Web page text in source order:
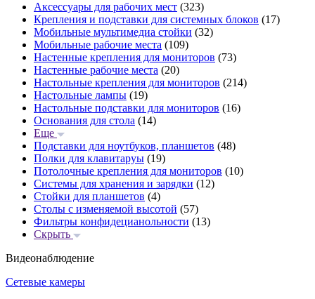
Аксессуары для рабочих мест (323)
Крепления и подставки для системных блоков (17)
Мобильные мультимедиа стойки (32)
Мобильные рабочие места (109)
Настенные крепления для мониторов (73)
Настенные рабочие места (20)
Настольные крепления для мониторов (214)
Настольные лампы (19)
Настольные подставки для мониторов (16)
Основания для стола (14)
Еще
Подставки для ноутбуков, планшетов (48)
Полки для клавитаруы (19)
Потолочные крепления для мониторов (10)
Системы для хранения и зарядки (12)
Стойки для планшетов (4)
Столы с изменяемой высотой (57)
Фильтры конфидецианольности (13)
Скрыть
Видеонаблюдение
Сетевые камеры